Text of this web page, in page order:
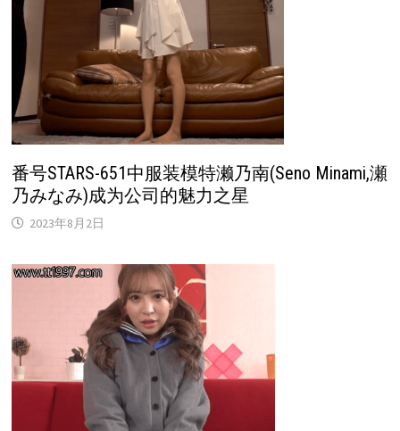
番号STARS-651中服装模特濑乃南(Seno Minami,瀬
乃みなみ)成为公司的魅力之星
2023年8月2日